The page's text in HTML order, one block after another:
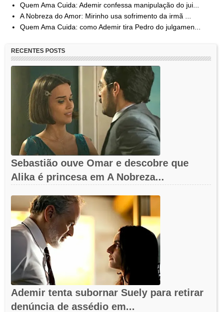
Quem Ama Cuida: Ademir confessa manipulação do jui...
A Nobreza do Amor: Mirinho usa sofrimento da irmã ...
Quem Ama Cuida: como Ademir tira Pedro do julgamen...
RECENTES POSTS
Sebastião ouve Omar e descobre que
Alika é princesa em A Nobreza...
Ademir tenta subornar Suely para retirar
denúncia de assédio em...